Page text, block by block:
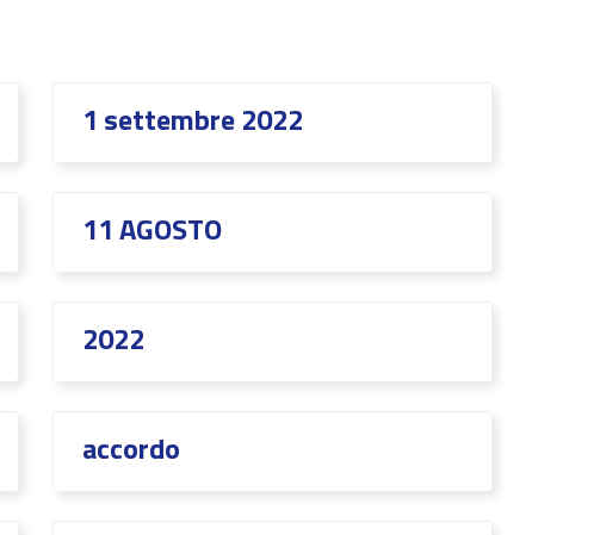
1 settembre 2022
11 AGOSTO
2022
accordo